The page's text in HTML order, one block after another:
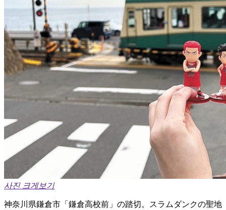
사진 크게보기
神奈川県鎌倉市「鎌倉高校前」の踏切。スラムダンクの聖地